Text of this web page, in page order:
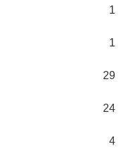
1
1
29
24
4